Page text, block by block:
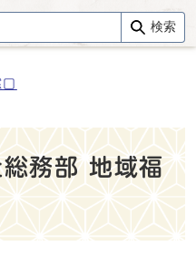
検索
務部 地域福